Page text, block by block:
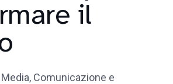
il
Comunicazione e